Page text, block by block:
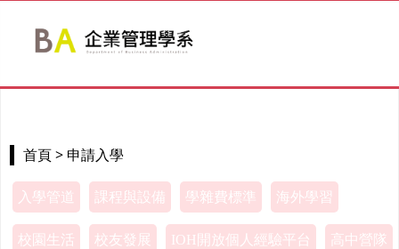
首頁 > 申請入學
入學管道 課程與設備 學雜費標準 海外學習
校園生活 校友發展 IOH開放個人經驗平台 高中營隊